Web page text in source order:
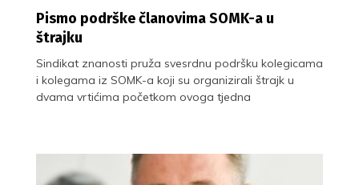
Pismo podrške članovima SOMK-a u
štrajku
Sindikat znanosti pruža svesrdnu podršku kolegicama
i kolegama iz SOMK-a koji su organizirali štrajk u
dvama vrtićima početkom ovoga tjedna